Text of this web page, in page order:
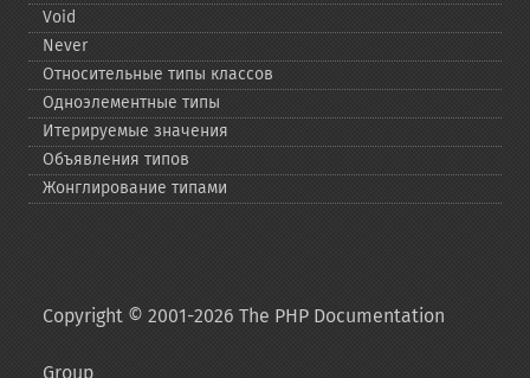
Void
Never
Относительные типы классов
Одноэлементные типы
Итерируемые значения
Объявления типов
Жонглирование типами
Copyright © 2001-2026 The PHP Documentation
Group